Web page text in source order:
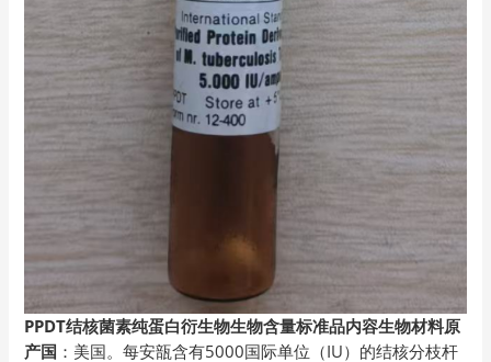
PPDT结核菌素纯蛋白衍生物生物含量标准品内容生物材料原
产国 ：美国。每安瓿含有5000国际单位（IU）的结核分枝杆